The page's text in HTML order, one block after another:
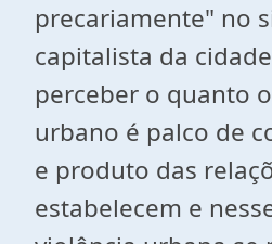
precariamente" no
capitalista da
perceber o quanto
urbano é palco de
e produto das
estabelecem e